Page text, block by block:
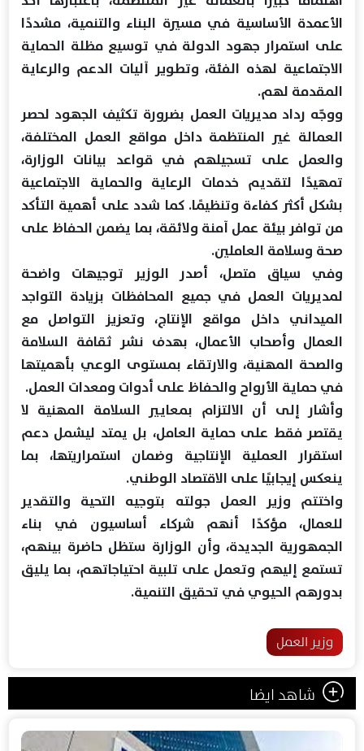
الأعمدة الأساسية في مسيرة البناء والتنمية، مشددًا
على استمرار جهود الدولة في توسيع مظلة الحماية
الاجتماعية لهذه الفئة، وتطوير آليات الدعم والرعاية
المقدمة لهم.
ووجّه رداد مديريات العمل بضرورة تكثيف الجهود لحصر
العمالة غير المنتظمة داخل مواقع العمل المختلفة،
والعمل على تسجيلهم في قواعد بيانات الوزارة،
تمهيدًا لتقديم خدمات الرعاية والحماية الاجتماعية
بشكل أكثر كفاءة وتنظيمًا. كما شدد على أهمية التأكد
من توافر بيئة عمل آمنة ولائقة، بما يضمن الحفاظ على
صحة وسلامة العاملين.
وفي سياق متصل، أصدر الوزير توجيهات واضحة
لمديريات العمل في جميع المحافظات بزيادة التواجد
الميداني داخل مواقع الإنتاج، وتعزيز التواصل مع
العمال وأصحاب الأعمال، بهدف نشر ثقافة السلامة
والصحة المهنية، والارتقاء بمستوى الوعي بأهميتها
في حماية الأرواح والحفاظ على أدوات ومعدات العمل.
وأشار إلى أن الالتزام بمعايير السلامة المهنية لا
يقتصر فقط على حماية العامل، بل يمتد ليشمل دعم
استقرار العملية الإنتاجية وضمان استمراريتها، بما
ينعكس إيجابيًا على الاقتصاد الوطني.
واختتم وزير العمل جولته بتوجيه التحية والتقدير
للعمال، مؤكدًا أنهم شركاء أساسيون في بناء
الجمهورية الجديدة، وأن الوزارة ستظل حاضرة بينهم،
تستمع إليهم وتعمل على تلبية احتياجاتهم، بما يليق
بدورهم الحيوي في تحقيق التنمية.
وزير العمل
شاهد ايضا